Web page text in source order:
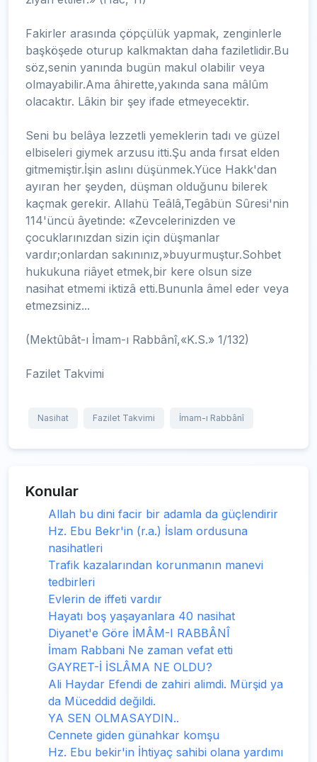
Fakirler arasında çöpçülük yapmak, zenginlerle
başköşede oturup kalkmaktan daha faziletlidir.Bu
söz,senin yanında bugün makul olabilir veya
olmayabilir.Ama âhirette,yakında sana mâlûm
olacaktır. Lâkin bir şey ifade etmeyecektir.
Seni bu belâya lezzetli yemeklerin tadı ve güzel
elbiseleri giymek arzusu itti.Şu anda fırsat elden
gitmemiştir.İşin aslını düşünmek.Yüce Hakk'dan
ayıran her şeyden, düşman olduğunu bilerek
kaçmak gerekir. Allahü Teâlâ,Tegâbün Sûresi'nin
114'üncü âyetinde: «Zevcelerinizden ve
çocuklarınızdan sizin için düşmanlar
vardır;onlardan sakınınız,»buyurmuştur.Sohbet
hukukuna riâyet etmek,bir kere olsun size
nasihat etmemi iktizâ etti.Bununla âmel eder veya
etmezsiniz...
(Mektûbât-ı İmam-ı Rabbânî,«K.S.» 1/132)
Fazilet Takvimi
Nasihat Fazilet Takvimi İmam-ı Rabbânî
Konular
Allah bu dini facir bir adamla da güçlendirir
Hz. Ebu Bekr'in (r.a.) İslam ordusuna
nasihatleri
Trafik kazalarından korunmanın manevi
tedbirleri
Evlerin de iffeti vardır
Hayatı boş yaşayanlara 40 nasihat
Diyanet'e Göre İMÂM-I RABBÂNÎ
İmam Rabbani Ne zaman vefat etti
GAYRET-İ İSLÂMA NE OLDU?
Ali Haydar Efendi de zahiri alimdi. Mürşid ya
da Müceddid değildi.
YA SEN OLMASAYDIN..
Cennete giden günahkar komşu
Hz. Ebu bekir'in İhtiyaç sahibi olana yardımı